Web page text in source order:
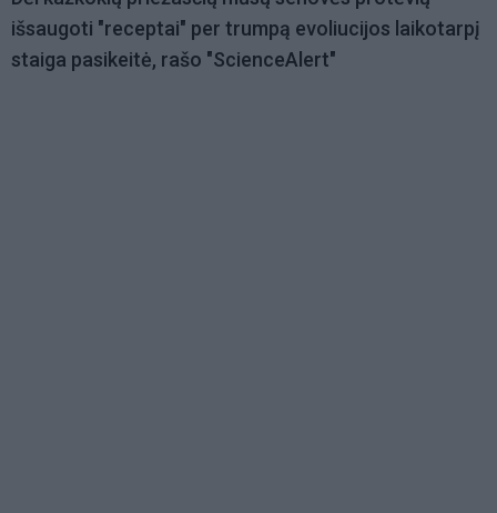
išsaugoti "receptai" per trumpą evoliucijos laikotarpį
staiga pasikeitė, rašo "ScienceAlert"